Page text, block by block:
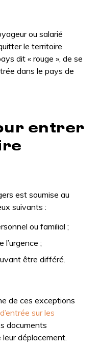
ou salarié
le territoire
dit « rouge », de se
dans le pays de
entrer
est soumise au
suivants :
ou familial ;
;
être différé.
de ces exceptions
sur les
documents
déplacement.